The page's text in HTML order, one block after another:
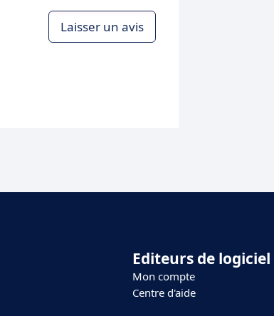
Laisser un avis
Editeurs de logiciel
Mon compte
Centre d'aide